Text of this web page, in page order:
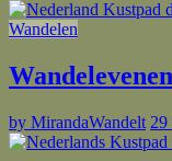
Wandelen
by MirandaWandelt 29